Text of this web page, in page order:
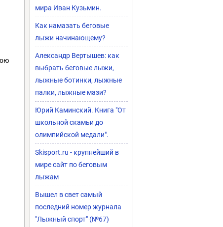
мира Иван Кузьмин.
Как намазать беговые
лыжи начинающему?
Александр Вертышев: как
выбрать беговые лыжи,
лыжные ботинки, лыжные
палки, лыжные мази?
Юрий Каминский. Книга "От
школьной скамьи до
олимпийской медали".
Skisport.ru - крупнейший в
мире сайт по беговым
лыжам
Вышел в свет самый
последний номер журнала
"Лыжный спорт" (№67)